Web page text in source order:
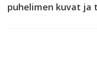
puhelimen kuvat ja